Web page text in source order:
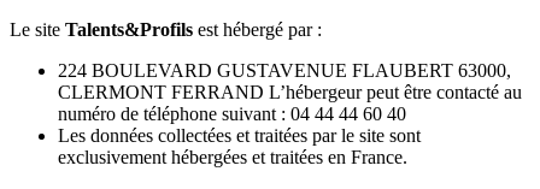
Le site Talents&Profils est hébergé par :
224 BOULEVARD GUSTAVENUE FLAUBERT 63000,
CLERMONT FERRAND L’hébergeur peut être contacté au
numéro de téléphone suivant : 04 44 44 60 40
Les données collectées et traitées par le site sont
exclusivement hébergées et traitées en France.